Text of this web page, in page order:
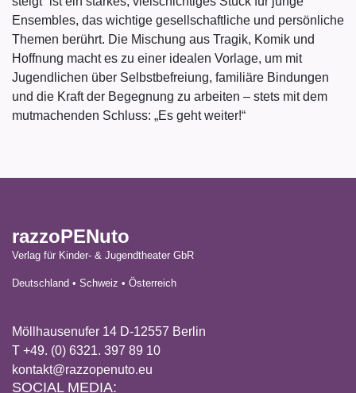
Ensembles, das wichtige gesellschaftliche und persönliche
Themen berührt. Die Mischung aus Tragik, Komik und
Hoffnung macht es zu einer idealen Vorlage, um mit
Jugendlichen über Selbstbefreiung, familiäre Bindungen
und die Kraft der Begegnung zu arbeiten – stets mit dem
mutmachenden Schluss: „Es geht weiter!“
razzoPENuto
Verlag für Kinder- & Jugendtheater GbR
Deutschland • Schweiz • Österreich
Möllhausenufer 14 D-12557 Berlin
T +49. (0) 6321. 397 89 10
kontakt@razzopenuto.eu
SOCIAL MEDIA: